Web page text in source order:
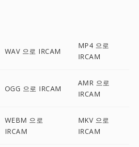
WAV 으로 IRCAM
MP4 으로
IRCAM
OGG 으로 IRCAM
AMR 으로
IRCAM
WEBM 으로
IRCAM
MKV 으로
IRCAM